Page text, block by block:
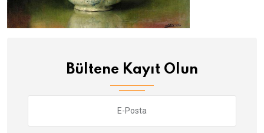
Bültene Kayıt Olun